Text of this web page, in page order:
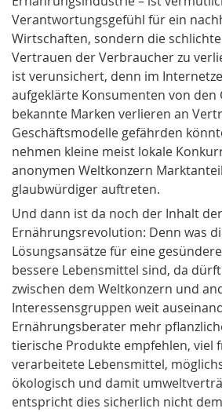
Verantwortungsgefühl für ein
Wirtschaften, sondern die
Vertrauen der Verbraucher zu
ist verunsichert, denn im
aufgeklärte Konsumenten von den
bekannte Marken verlieren an
Geschäftsmodelle gefährden
nehmen kleine meist lokale
anonymen Weltkonzern
glaubwürdiger auftreten.
Und dann ist da noch der Inhalt
Ernährungsrevolution: Denn was
Lösungsansätze für eine
bessere Lebensmittel sind, da
zwischen dem Weltkonzern und
Interessensgruppen weit
Ernährungsberater mehr
tierische Produkte empfehlen, viel
verarbeitete Lebensmittel,
ökologisch und damit
entspricht dies sicherlich nicht